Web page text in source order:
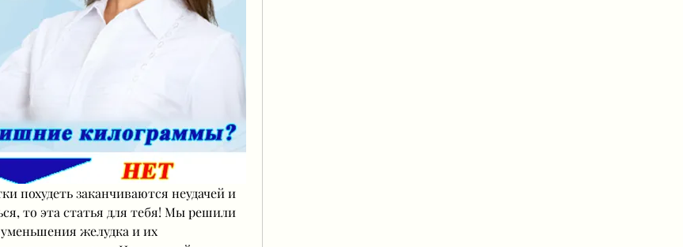
похудеть заканчиваются неудачей и
то эта статья для тебя! Мы решили
уменьшения желудка и их